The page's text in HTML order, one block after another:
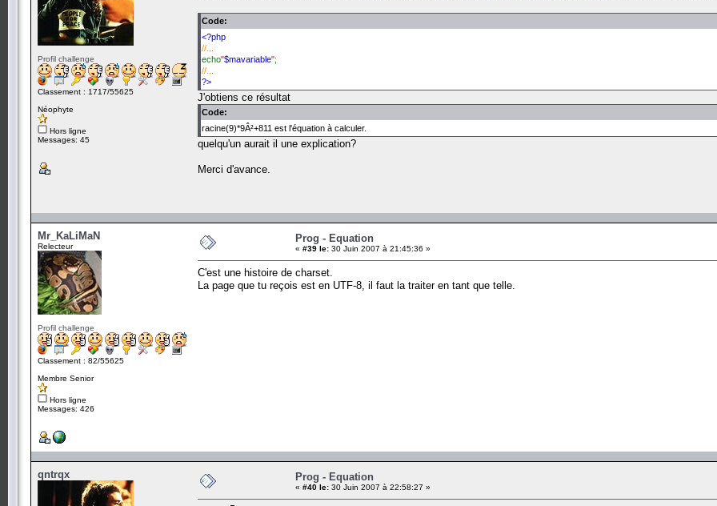
Profil challenge
Classement : 1717/55625
Néophyte
Hors ligne
Messages: 45
Code:
<?php
//...
echo"$mavariable";
//...
?>
J'obtiens ce résultat
Code:
racine(9)*9Â²+811 est l'équation à calculer.
quelqu'un aurait il une explication?
Merci d'avance.
Mr_KaLiMaN
Relecteur
Profil challenge
Classement : 82/55625
Membre Senior
Hors ligne
Messages: 426
Prog - Equation
« #39 le: 30 Juin 2007 à 21:45:36 »
C'est une histoire de charset.
La page que tu reçois est en UTF-8, il faut la traiter en tant que telle.
qntrqx Prog - Equation
« #40 le: 30 Juin 2007 à 22:58:27 »